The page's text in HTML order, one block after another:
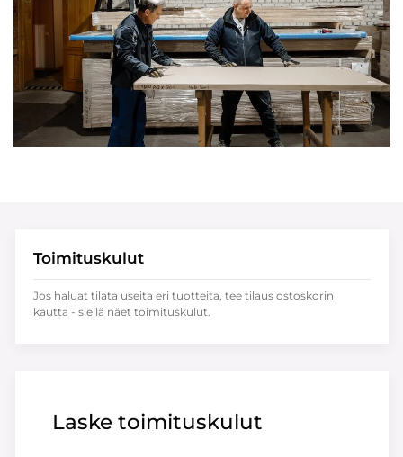
Laske toimituskulut
Toimituskulut
Jos haluat tilata useita eri tuotteita, tee tilaus ostoskorin
kautta - siellä näet toimituskulut.